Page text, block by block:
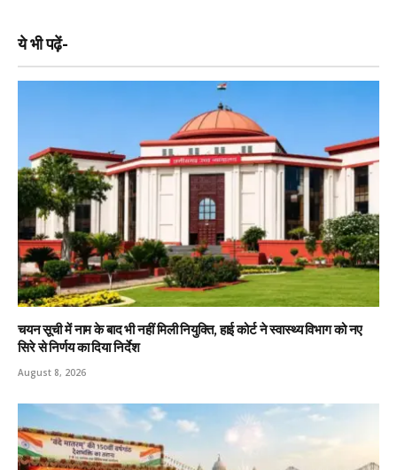
ये भी पढ़ें-
चयन सूची में नाम के बाद भी नहीं मिली नियुक्ति, हाई कोर्ट ने स्वास्थ्य विभाग को नए
सिरे से निर्णय का दिया निर्देश
August 8, 2026